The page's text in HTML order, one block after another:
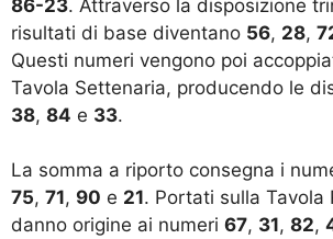
86-23. Attraverso la disposizione
risultati di base diventano 56, 28,
Questi numeri vengono poi
Tavola Settenaria, producendo le
38, 84 e 33.
La somma a riporto consegna i
75, 71, 90 e 21. Portati sulla Tavola
danno origine ai numeri 67, 31, 82,